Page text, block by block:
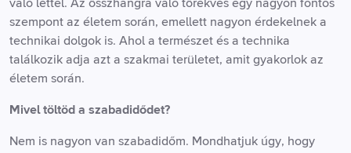
való léttel. Az összhangra való törekvés egy nagyon fontos
szempont az életem során, emellett nagyon érdekelnek a
technikai dolgok is. Ahol a természet és a technika
találkozik adja azt a szakmai területet, amit gyakorlok az
életem során.
Mivel töltöd a szabadidődet?
Nem is nagyon van szabadidőm. Mondhatjuk úgy, hogy